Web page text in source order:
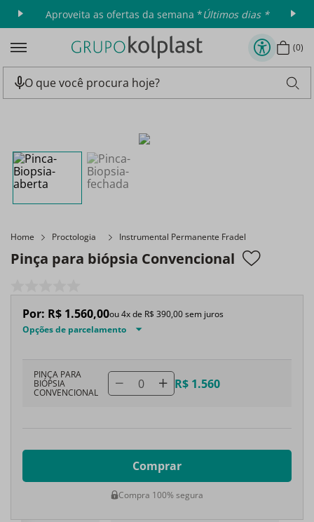
Aproveita as ofertas da semana *Últimos dias *
0
Home Proctologia Instrumental Permanente Fradel
Pinça para biópsia Convencional
Por: R$ 1.560,00ou4x de R$ 390,00sem juros
Opções de parcelamento
PINÇA PARA
BIÓPSIA
CONVENCIONAL
0 R$ 1.560
Comprar
Compra 100% segura